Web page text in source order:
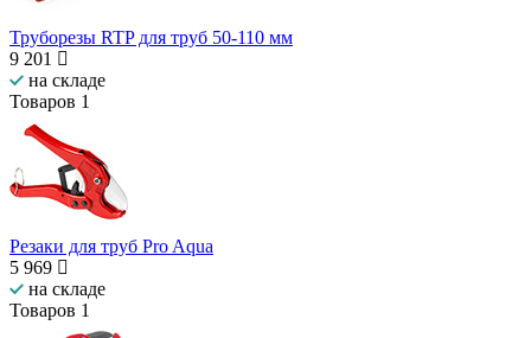
Труборезы RTP для труб 50-110 мм
9 201
на складе
Товаров 1
Резаки для труб Pro Aqua
5 969
на складе
Товаров 1